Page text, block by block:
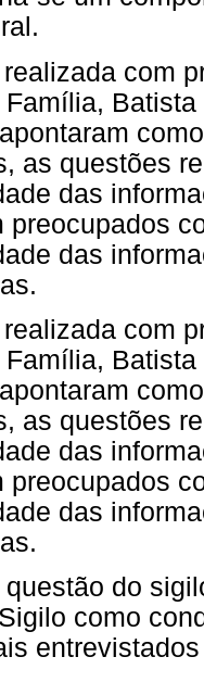
com
as questões
das
preocupados
das
com
as questões
das
preocupados
das
do
como